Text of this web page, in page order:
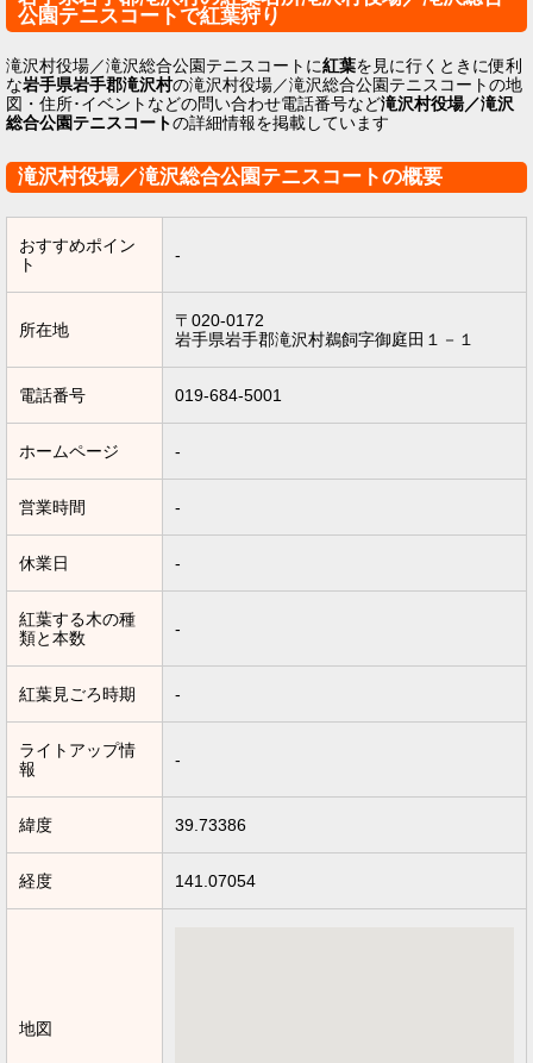
公園テニスコートで紅葉狩り
滝沢村役場／滝沢総合公園テニスコートに紅葉を見に行くときに便利
な岩手県岩手郡滝沢村の滝沢村役場／滝沢総合公園テニスコートの地
図・住所･イベントなどの問い合わせ電話番号など滝沢村役場／滝沢
総合公園テニスコートの詳細情報を掲載しています
滝沢村役場／滝沢総合公園テニスコートの概要
おすすめポイン
ト
-
所在地
〒020-0172
岩手県岩手郡滝沢村鵜飼字御庭田１－１
電話番号 019-684-5001
ホームページ -
営業時間 -
休業日 -
紅葉する木の種
類と本数
-
紅葉見ごろ時期 -
ライトアップ情
報
-
緯度 39.73386
経度 141.07054
地図